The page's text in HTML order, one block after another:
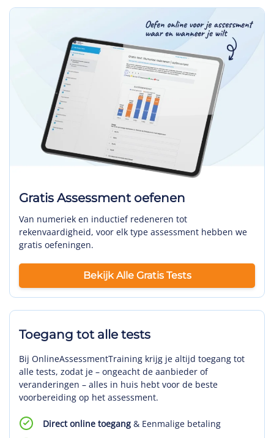
Gratis Assessment oefenen
Van numeriek en inductief redeneren tot
rekenvaardigheid, voor elk type assessment hebben we
gratis oefeningen.
Bekijk Alle Gratis Tests
Toegang tot alle tests
Bij OnlineAssessmentTraining krijg je altijd toegang tot
alle tests, zodat je – ongeacht de aanbieder of
veranderingen – alles in huis hebt voor de beste
voorbereiding op het assessment.
Direct online toegang & Eenmalige betaling